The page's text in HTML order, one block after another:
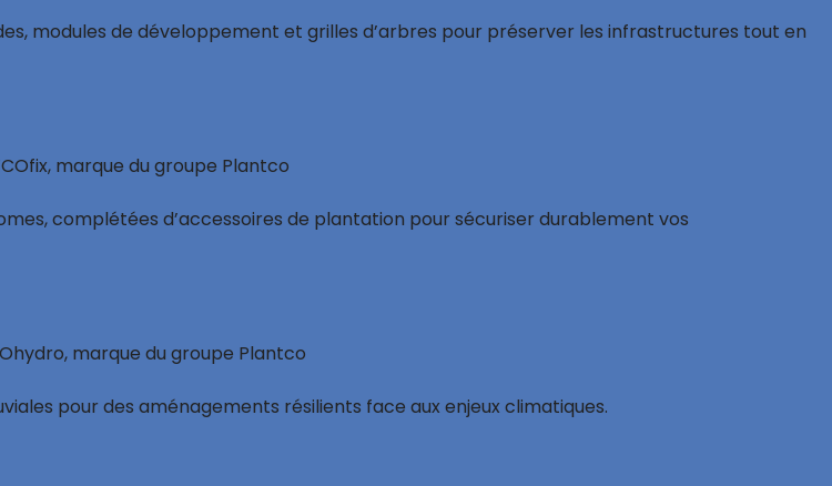
modules de développement et grilles d’arbres pour préserver les infrastructures tout en
complétées d’accessoires de plantation pour sécuriser durablement vos
pour des aménagements résilients face aux enjeux climatiques.